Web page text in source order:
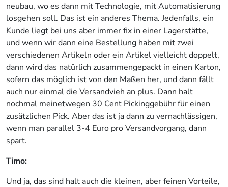
neubau, wo es dann mit Technologie, mit Automatisierung
losgehen soll. Das ist ein anderes Thema. Jedenfalls, ein
Kunde liegt bei uns aber immer fix in einer Lagerstätte,
und wenn wir dann eine Bestellung haben mit zwei
verschiedenen Artikeln oder ein Artikel vielleicht doppelt,
dann wird das natürlich zusammengepackt in einen Karton,
sofern das möglich ist von den Maßen her, und dann fällt
auch nur einmal die Versandvieh an plus. Dann halt
nochmal meinetwegen 30 Cent Pickinggebühr für einen
zusätzlichen Pick. Aber das ist ja dann zu vernachlässigen,
wenn man parallel 3-4 Euro pro Versandvorgang, dann
spart.
Timo:
Und ja, das sind halt auch die kleinen, aber feinen Vorteile,